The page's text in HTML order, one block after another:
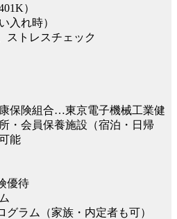
）
入れ時）
ストレスチェック
保険組合…東京電子機械工業健
・会員保養施設（宿泊・日帰
能
優待
ラム（家族・内定者も可）